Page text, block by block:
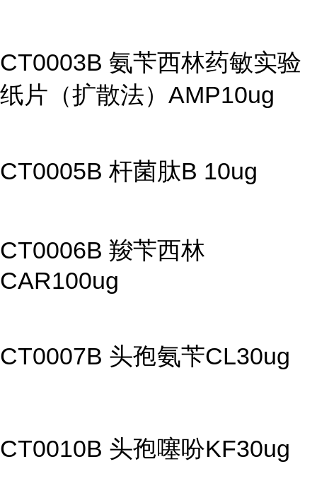
CT0003B 氨苄西林药敏实验
纸片（扩散法）AMP10ug
CT0005B 杆菌肽B 10ug
CT0006B 羧苄西林
CAR100ug
CT0007B 头孢氨苄CL30ug
CT0010B 头孢噻吩KF30ug